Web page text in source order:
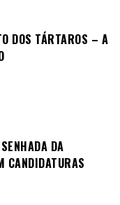
DOS TÁRTAROS – A
DA
CANDIDATURAS